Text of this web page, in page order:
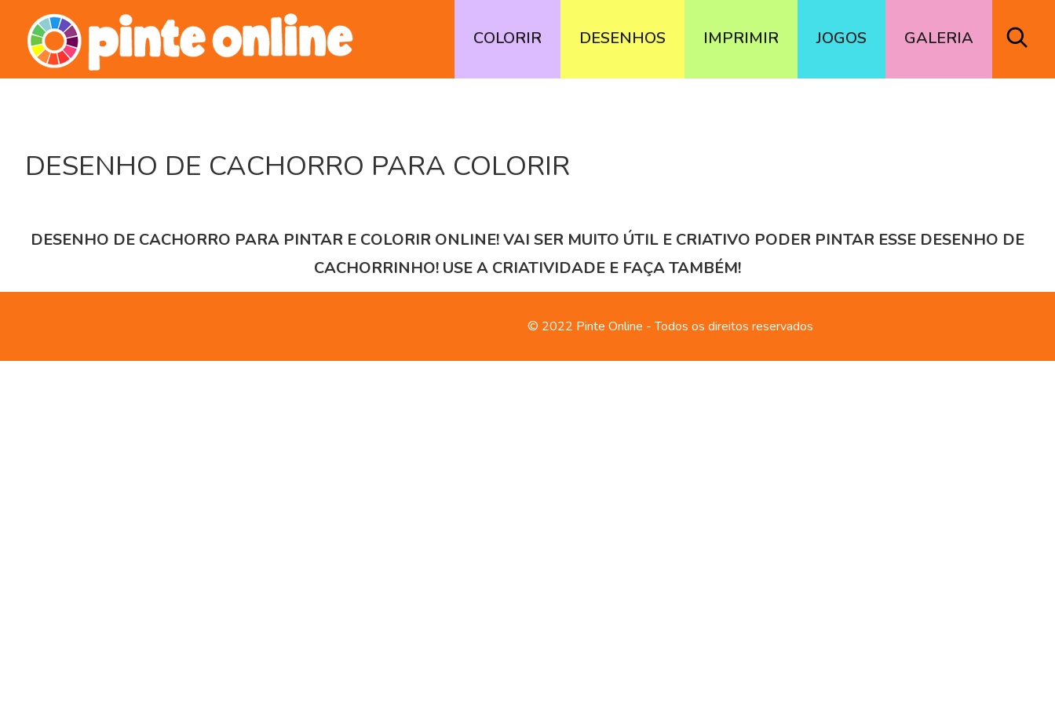
content
COLORIR DESENHOS IMPRIMIR JOGOS GALERIA
DESENHO DE CACHORRO PARA COLORIR
DESENHO DE CACHORRO PARA PINTAR E COLORIR ONLINE! VAI SER MUITO ÚTIL E CRIATIVO PODER PINTAR ESSE DESENHO DE
CACHORRINHO! USE A CRIATIVIDADE E FAÇA TAMBÉM!
© 2022 Pinte Online - Todos os direitos reservados